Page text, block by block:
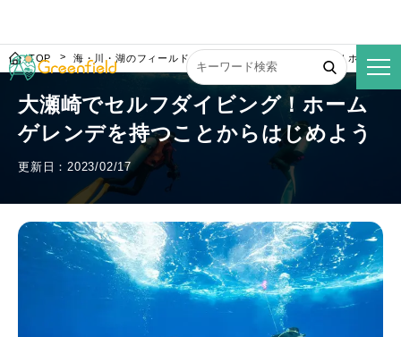
TOP 海・川・湖のフィールド 大瀬崎でセルフダイビング！ホームゲ
大瀬崎でセルフダイビング！ホーム
ゲレンデを持つことからはじめよう
更新日：2023/02/17